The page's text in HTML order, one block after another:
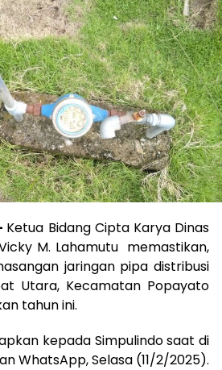
Ketua Bidang Cipta Karya Dinas
M. Lahamutu memastikan,
jaringan pipa distribusi
Utara, Kecamatan Popayato
tahun ini.
kepada Simpulindo saat di
WhatsApp, Selasa (11/2/2025).